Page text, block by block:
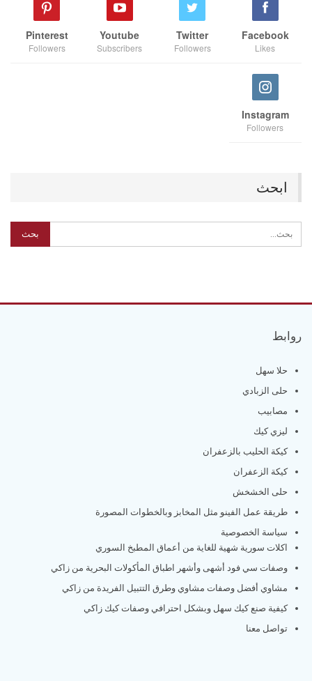
Facebook
Likes
Twitter
Followers
Youtube
Subscribers
Pinterest
Followers
Instagram
Followers
ابحث
روابط
حلا سهل
حلى الزبادي
مصابيب
ليزي كيك
كيكة الحليب بالزعفران
كيكة الزعفران
حلى الخشخش
طريقة عمل الفينو مثل المخابز وبالخطوات المصورة
سياسة الخصوصية
اكلات سورية شهية للغاية من أعماق المطبخ السوري
وصفات سي فود أشهى وأشهر اطباق المأكولات البحرية من زاكي
مشاوي أفضل وصفات مشاوي وطرق التتبيل الفريدة من زاكي
كيفية صنع كيك سهل وبشكل احترافي وصفات كيك زاكي
تواصل معنا